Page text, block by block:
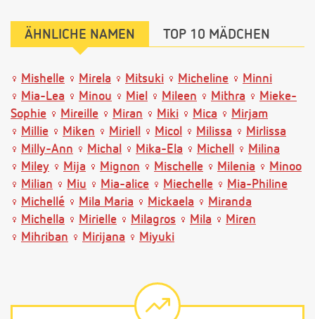
ÄHNLICHE NAMEN TOP 10 MÄDCHEN
Mishelle Mirela Mitsuki Micheline
Minni
Mia-Lea
Minou Miel Mileen Mithra
Mieke-
Sophie
Mireille Miran Miki Mica
Mirjam
Millie
Miken Miriell Micol Milissa
Mirlissa
Milly-Ann
Michal Mika-Ela Michell
Milina
Miley
Mija Mignon Mischelle Milenia
Minoo
Milian
Miu Mia-alice Miechelle
Mia-Philine
Michellé
Mila Maria Mickaela
Miranda
Michella
Mirielle Milagros Mila
Miren
Mihriban
Mirijana Miyuki